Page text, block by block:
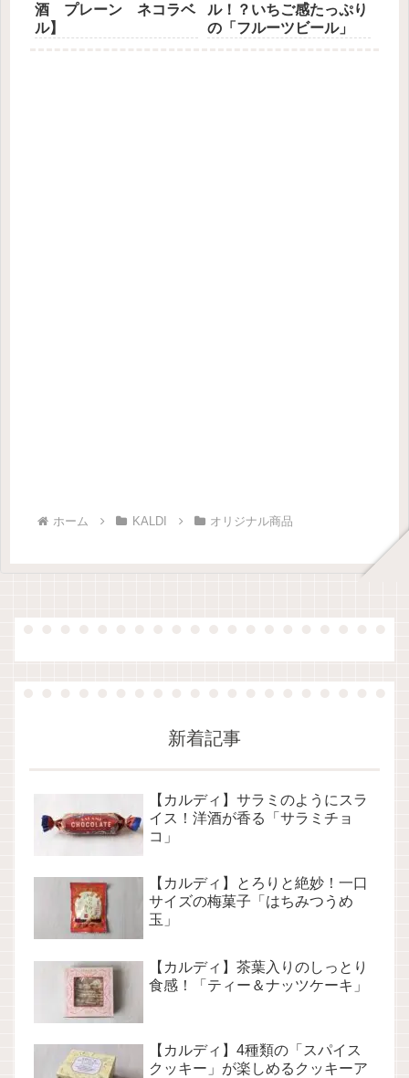
酒 プレーン ネコラベ
ル】
ル！？いちご感たっぷり
の「フルーツビール」
ホーム KALDI オリジナル商品
新着記事
【カルディ】サラミのようにスラ
イス！洋酒が香る「サラミチョ
コ」
【カルディ】とろりと絶妙！一口
サイズの梅菓子「はちみつうめ
玉」
【カルディ】茶葉入りのしっとり
食感！「ティー＆ナッツケーキ」
【カルディ】4種類の「スパイス
クッキー」が楽しめるクッキーア